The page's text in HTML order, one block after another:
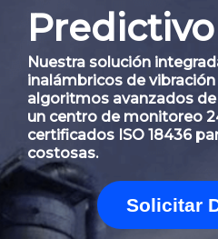
Predictivo
Nuestra solución
inalámbricos de
algoritmos avanzados
un centro de monitoreo
certificados ISO 18436
costosas.
Solicitar